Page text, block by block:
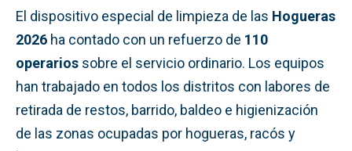
El dispositivo especial de limpieza de las Hogueras
2026 ha contado con un refuerzo de 110
operarios sobre el servicio ordinario. Los equipos
han trabajado en todos los distritos con labores de
retirada de restos, barrido, baldeo e higienización
de las zonas ocupadas por hogueras, racós y